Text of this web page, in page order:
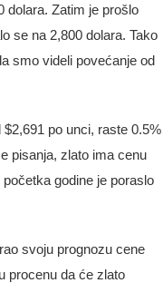
dolara. Zatim je prošlo
se na 2,800 dolara. Tako
smo videli povećanje od
po unci, raste 0.5%
pisanja, zlato ima cenu
godine je poraslo
svoju prognozu cene
procenu da će zlato